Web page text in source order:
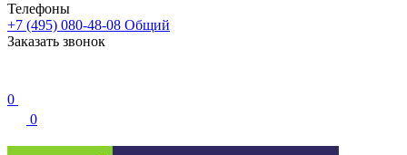
Телефоны
+7 (495) 080-48-08 Общий
Заказать звонок
0
0